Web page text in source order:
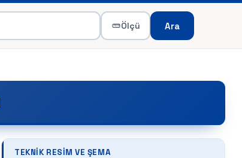
Ölçü Ara
TEKNIK RESIM VE ŞEMA